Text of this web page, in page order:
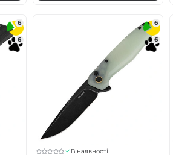
6
6
6
6
В наявності